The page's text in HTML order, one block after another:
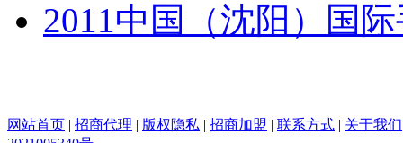
2011中国（沈阳）国
网站首页 | 招商代理 | 版权隐私 | 招商加盟 | 联系方式 | 关于我们